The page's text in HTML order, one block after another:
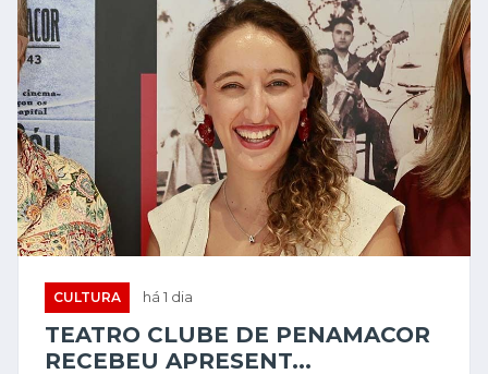
CULTURA há 1 dia
TEATRO CLUBE DE PENAMACOR
RECEBEU APRESENT...